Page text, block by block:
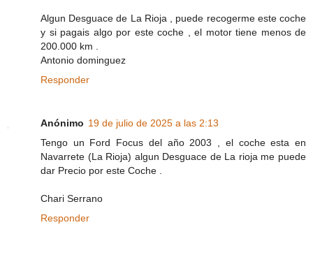
Algun Desguace de La Rioja , puede recogerme este coche
y si pagais algo por este coche , el motor tiene menos de
200.000 km .
Antonio dominguez
Responder
Anónimo 19 de julio de 2025 a las 2:13
Tengo un Ford Focus del año 2003 , el coche esta en
Navarrete (La Rioja) algun Desguace de La rioja me puede
dar Precio por este Coche .
Chari Serrano
Responder